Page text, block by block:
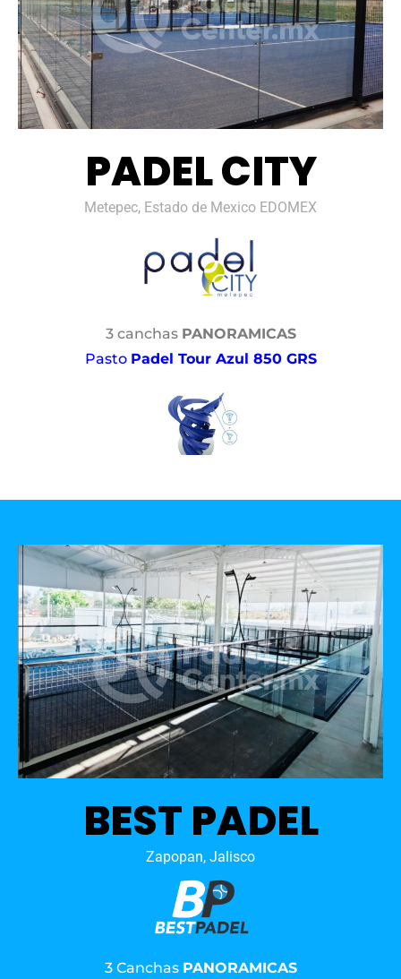
PADEL CITY
Metepec, Estado de Mexico EDOMEX
3 canchas PANORAMICAS
Pasto Padel Tour Azul 850 GRS
BEST PADEL
Zapopan, Jalisco
3 Canchas PANORAMICAS